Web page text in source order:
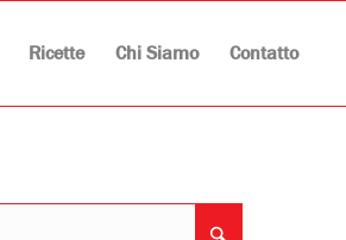
Ricette Chi Siamo Contatto